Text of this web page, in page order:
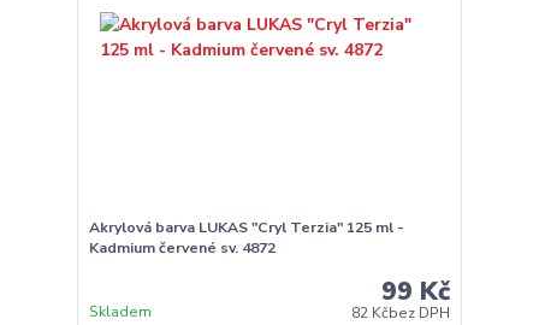
Akrylová barva LUKAS "Cryl Terzia" 125 ml -
Kadmium červené sv. 4872
99 Kč
82 Kčbez DPH
Skladem